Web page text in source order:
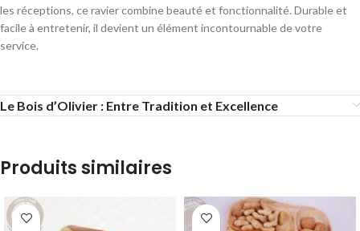
les réceptions, ce ravier combine beauté et fonctionnalité. Durable et
facile à entretenir, il devient un élément incontournable de votre
service.
Le Bois d’Olivier : Entre Tradition et Excellence
Produits similaires